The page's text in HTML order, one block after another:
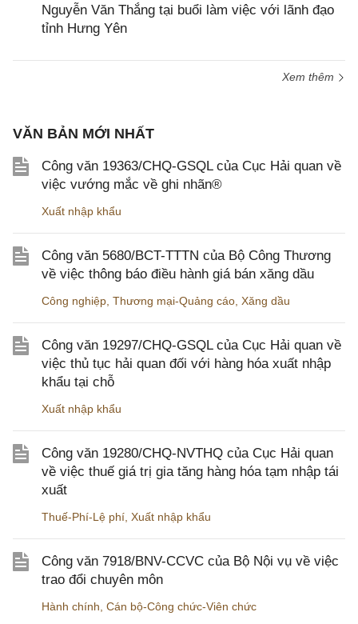
Nguyễn Văn Thắng tại buổi làm việc với lãnh đạo
tỉnh Hưng Yên
Xem thêm
VĂN BẢN MỚI NHẤT
Công văn 19363/CHQ-GSQL của Cục Hải quan về
việc vướng mắc về ghi nhãn®
Xuất nhập khẩu
Công văn 5680/BCT-TTTN của Bộ Công Thương
về việc thông báo điều hành giá bán xăng dầu
Công nghiệp Thương mại-Quảng cáo Xăng dầu
Công văn 19297/CHQ-GSQL của Cục Hải quan về
việc thủ tục hải quan đối với hàng hóa xuất nhập
khẩu tại chỗ
Xuất nhập khẩu
Công văn 19280/CHQ-NVTHQ của Cục Hải quan
về việc thuế giá trị gia tăng hàng hóa tạm nhập tái
xuất
Thuế-Phí-Lệ phí Xuất nhập khẩu
Công văn 7918/BNV-CCVC của Bộ Nội vụ về việc
trao đổi chuyên môn
Hành chính Cán bộ-Công chức-Viên chức